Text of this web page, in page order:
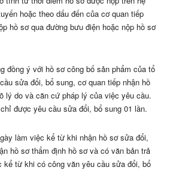
hoặc theo dấu đến của cơ quan tiếp
hồ sơ qua đường bưu điện hoặc nộp hồ sơ
đồng ý với hồ sơ công bố sản phẩm của tổ
sửa đổi, bổ sung, cơ quan tiếp nhận hồ
lý do và căn cứ pháp lý của việc yêu cầu.
được yêu cầu sửa đổi, bổ sung 01 lần.
làm việc kể từ khi nhận hồ sơ sửa đổi,
hồ sơ thẩm định hồ sơ và có văn bản trả
kể từ khi có công văn yêu cầu sửa đổi, bổ